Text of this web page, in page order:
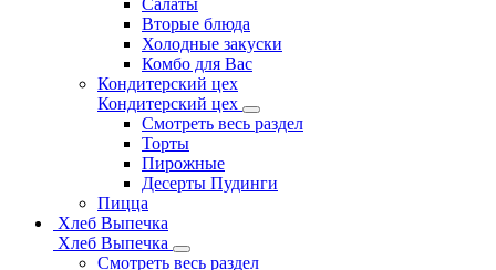
Салаты
Вторые блюда
Холодные закуски
Комбо для Вас
Кондитерский цех
Кондитерский цех
Смотреть весь раздел
Торты
Пирожные
Десерты Пудинги
Пицца
Хлеб Выпечка
Хлеб Выпечка
Смотреть весь раздел